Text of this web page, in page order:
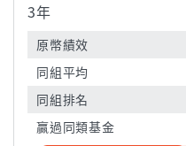
3年
原幣績效
同組平均
同組排名
贏過同類基金